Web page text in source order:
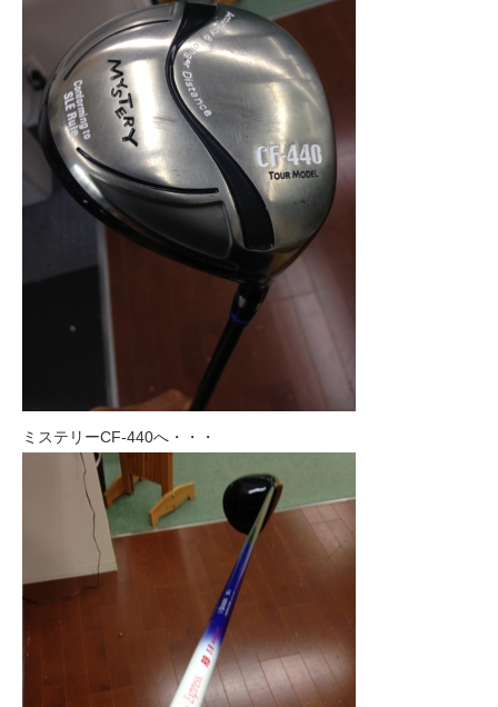
ミステリーCF-440へ・・・